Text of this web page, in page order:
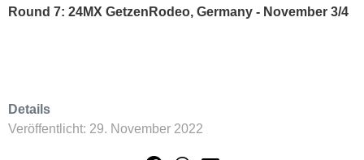
Round 7: 24MX GetzenRodeo, Germany - November 3/4
Details
Veröffentlicht: 29. November 2022